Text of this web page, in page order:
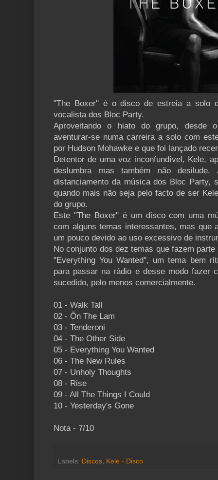
"The Boxer" é o disco de estreia a solo
vocalista dos Bloc Party.
Aproveitando o hiato do grupo, desde
aventurar-se numa carreira a solo com
por Hudson Mohawke e que foi lançado
Detentor de uma voz inconfundível, Kele,
deslumbra mas também não
distanciamento da música dos Bloc Party,
quando mais não seja pelo facto de ser
do grupo.
Este "The Boxer" é um disco com uma
com alguns temas interessantes, mas que
um pouco devido ao uso excessivo de
No conjunto dos dez temas que fazem
"Everything You Wanted", um tema bem
para passar na rádio e desse modo fazer
sucedido, pelo menos comercialmente.
01 - Walk Tall
02 - Õn The Lam
03 - Tenderoni
04 - The Other Side
05 - Everything You Wanted
06 - The New Rules
07 - Unholy Thoughts
08 - Rise
09 - All The Things I Could
10 - Yesterday's Gone
Nota - 7/10
Labels: Discos, Kele - Disco